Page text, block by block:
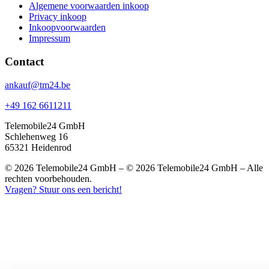
Algemene voorwaarden inkoop
Privacy inkoop
Inkoopvoorwaarden
Impressum
Contact
ankauf@tm24.be
+49 162 6611211
Telemobile24 GmbH
Schlehenweg 16
65321 Heidenrod
© 2026 Telemobile24 GmbH – © 2026 Telemobile24 GmbH – Alle
rechten voorbehouden.
Vragen? Stuur ons een bericht!